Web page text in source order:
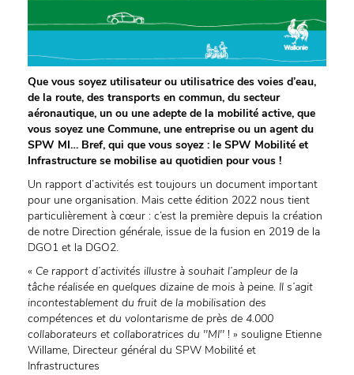
Que vous soyez utilisateur ou utilisatrice des voies d’eau,
de la route, des transports en commun, du secteur
aéronautique, un ou une adepte de la mobilité active, que
vous soyez une Commune, une entreprise ou un agent du
SPW MI… Bref, qui que vous soyez : le SPW Mobilité et
Infrastructure se mobilise au quotidien pour vous !
Un rapport d’activités est toujours un document important
pour une organisation. Mais cette édition 2022 nous tient
particulièrement à cœur : c’est la première depuis la création
de notre Direction générale, issue de la fusion en 2019 de la
DGO1 et la DGO2.
« Ce rapport d’activités illustre à souhait l’ampleur de la
tâche réalisée en quelques dizaine de mois à peine. Il s’agit
incontestablement du fruit de la mobilisation des
compétences et du volontarisme de près de 4.000
collaborateurs et collaboratrices du ''MI'' ! » souligne Etienne
Willame, Directeur général du SPW Mobilité et
Infrastructures